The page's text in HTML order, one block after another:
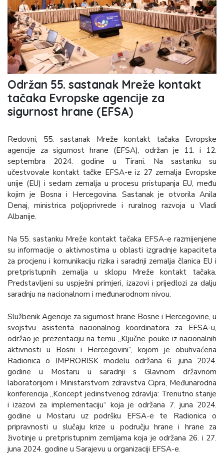
Održan 55. sastanak Mreže kontakt
tačaka Evropske agencije za
sigurnost hrane (EFSA)
Redovni, 55. sastanak Mreže kontakt tačaka Evropske
agencije za sigurnost hrane (EFSA), održan je 11. i 12.
septembra 2024. godine u Tirani. Na sastanku su
učestvovale kontakt tačke EFSA-e iz 27 zemalja Evropske
unije (EU) i sedam zemalja u procesu pristupanja EU, među
kojim je Bosna i Hercegovina. Sastanak je otvorila Anila
Denaj, ministrica poljoprivrede i ruralnog razvoja u Vladi
Albanije.
Na 55. sastanku Mreže kontakt tačaka EFSA-e razmijenjene
su informacije o aktivnostima u oblasti izgradnje kapaciteta
za procjenu i komunikaciju rizika i saradnji zemalja članica EU i
pretpristupnih zemalja u sklopu Mreže kontakt tačaka.
Predstavljeni su uspješni primjeri, izazovi i prijedlozi za dalju
saradnju na nacionalnom i međunarodnom nivou.
Službenik Agencije za sigurnost hrane Bosne i Hercegovine, u
svojstvu asistenta nacionalnog koordinatora za EFSA-u,
održao je prezentaciju na temu „Ključne pouke iz nacionalnih
aktivnosti u Bosni i Hercegovini“, kojom je obuhvaćena
Radionica o IMPRORISK modelu održana 6. juna 2024.
godine u Mostaru u saradnji s Glavnom državnom
laboratorijom i Ministarstvom zdravstva Cipra, Međunarodna
konferencija „Koncept jedinstvenog zdravlja: Trenutno stanje
i izazovi za implementaciju“ koja je održana 7. juna 2024.
godine u Mostaru uz podršku EFSA-e te Radionica o
pripravnosti u slučaju krize u području hrane i hrane za
životinje u pretpristupnim zemljama koja je održana 26. i 27.
juna 2024. godine u Sarajevu u organizaciji EFSA-e.